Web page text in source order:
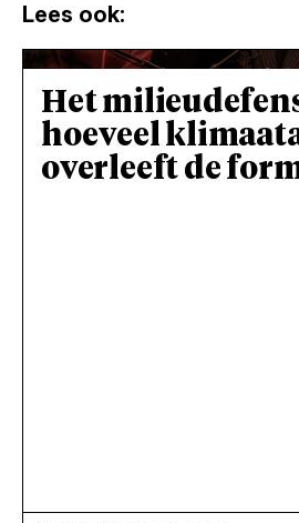
Lees ook:
Het
hoeveel
overleeft de